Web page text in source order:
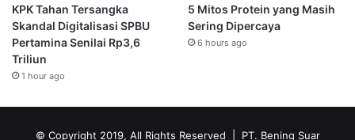
KPK Tahan Tersangka
Skandal Digitalisasi SPBU
Pertamina Senilai Rp3,6
Triliun
1 hour ago
5 Mitos Protein yang Masih
Sering Dipercaya
6 hours ago
© Copyright 2019, All Rights Reserved | PT. Bening Suar